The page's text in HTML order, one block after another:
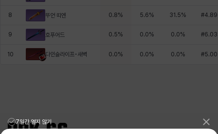
8 뚜언 띠엔 0.8% 5.6% 31.5% #4.89
9 호푸어드 0.5% 0.0% 0.0% #6.03
10 다인슬라이프-새벽 0.0% 0.0% 0.0% #5.00
7일간 열지 않기